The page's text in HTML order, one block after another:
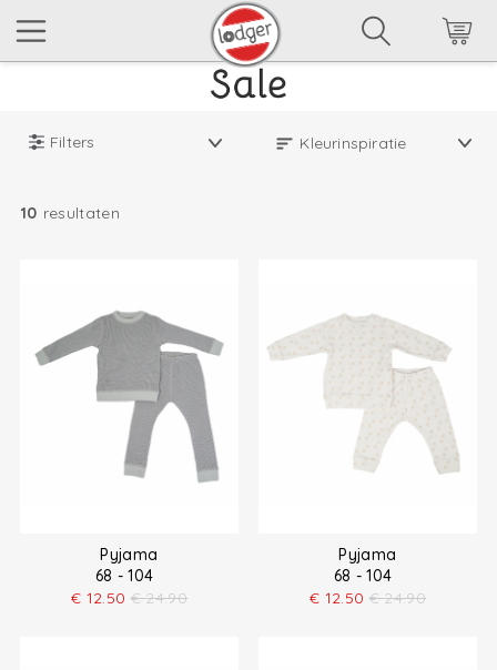
Filters
10 resultaten
Pyjama
68 - 104
€ 12.50 € 24.90
Pyjama
68 - 104
€ 12.50 € 24.90